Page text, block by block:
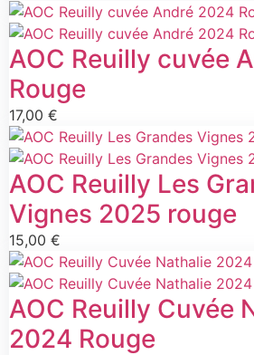
AOC Reuilly cuvée
Rouge
17,00 €
AOC Reuilly Les
Vignes 2025 rouge
15,00 €
AOC Reuilly Cuvée
2024 Rouge